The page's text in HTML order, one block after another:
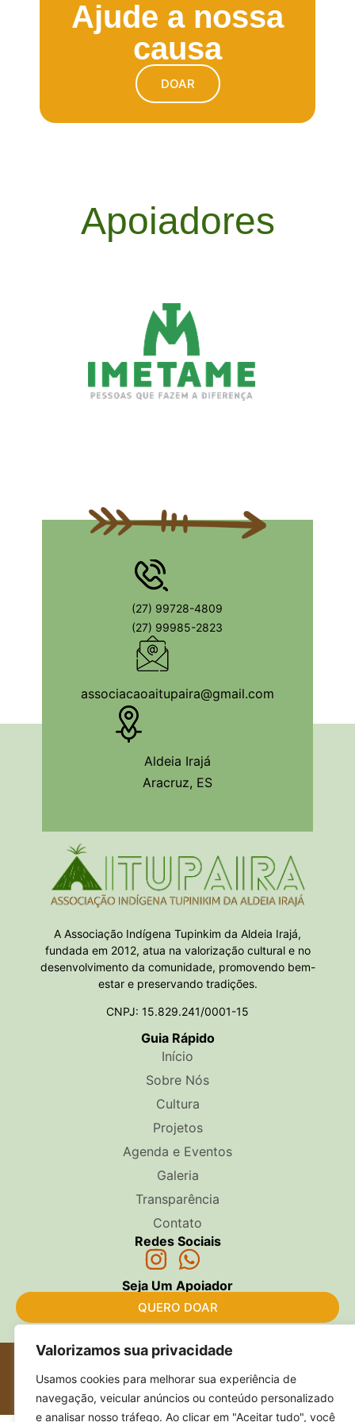
Valorizamos sua privacidade
Usamos cookies para melhorar sua experiência de
navegação, veicular anúncios ou conteúdo personalizado
e analisar nosso tráfego. Ao clicar em "Aceitar tudo", você
Ajude a nossa
causa
DOAR
Apoiadores
(27) 99728-4809
(27) 99985-2823
associacaoaitupaira@gmail.com
Aldeia Irajá
Aracruz, ES
A Associação Indígena Tupinkim da Aldeia Irajá,
fundada em 2012, atua na valorização cultural e no
desenvolvimento da comunidade, promovendo bem-
estar e preservando tradições.
CNPJ: 15.829.241/0001-15
Guia Rápido
Início
Sobre Nós
Cultura
Projetos
Agenda e Eventos
Galeria
Transparência
Contato
Redes Sociais
Seja Um Apoiador
QUERO DOAR
Copyright 2025 AITUPAIRA – Todos os direitos reservados –
Desenvolvido por